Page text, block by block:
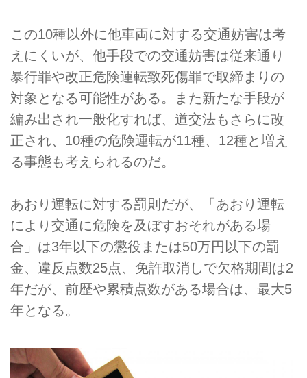
この10種以外に他車両に対する交通妨害は考
えにくいが、他手段での交通妨害は従来通り
暴行罪や改正危険運転致死傷罪で取締まりの
対象となる可能性がある。また新たな手段が
編み出され一般化すれば、道交法もさらに改
正され、10種の危険運転が11種、12種と増え
る事態も考えられるのだ。
あおり運転に対する罰則だが、「あおり運転
により交通に危険を及ぼすおそれがある場
合」は3年以下の懲役または50万円以下の罰
金、違反点数25点、免許取消しで欠格期間は2
年だが、前歴や累積点数がある場合は、最大5
年となる。